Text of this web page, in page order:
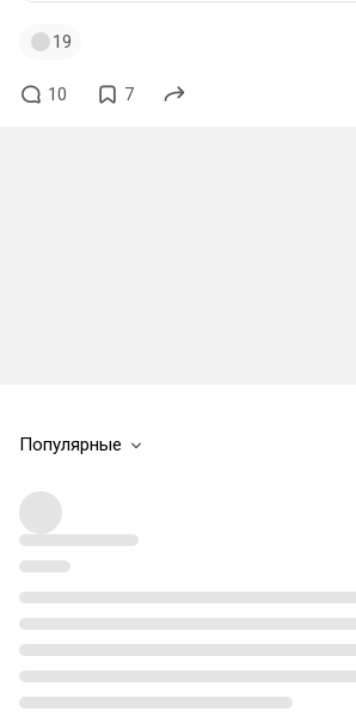
19
10 7
Популярные